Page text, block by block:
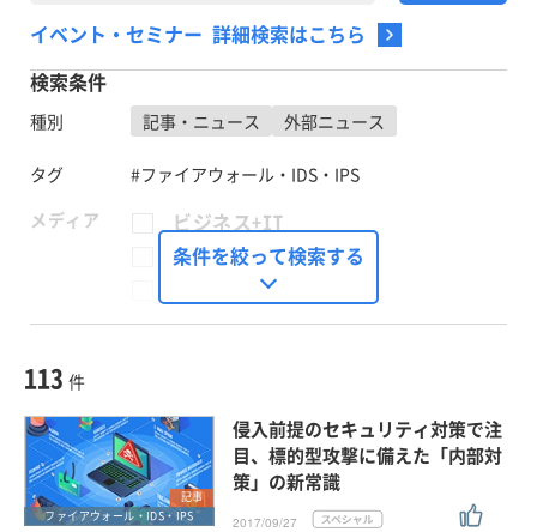
イベント・セミナー 詳細検索はこちら
検索条件
種別 記事・ニュース 外部ニュース
タグ
#ファイアウォール・IDS・IPS
メディア
ビジネス+IT
FinTech Journal
Seizo Trend
外部ニュース
スペシャルに限定する
条件を絞って検索する
113 件
記事
ファイアウォール・IDS・IPS
侵入前提のセキュリティ対策で注
目、標的型攻撃に備えた「内部対
策」の新常識
2017/09/27